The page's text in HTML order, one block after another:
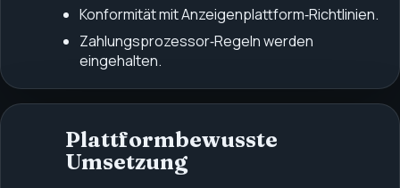
Konformität mit Anzeigenplattform‑Richtlinien.
Zahlungsprozessor‑Regeln werden
eingehalten.
Plattformbewusste
Umsetzung